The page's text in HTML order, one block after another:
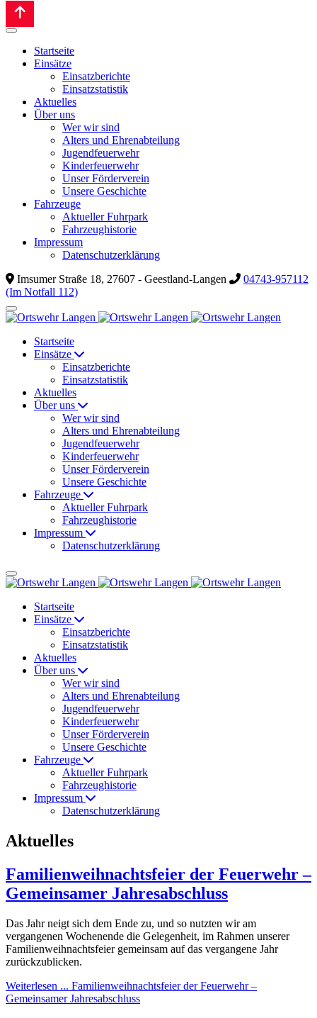
Startseite
Einsätze
Einsatzberichte
Einsatzstatistik
Aktuelles
Über uns
Wer wir sind
Alters und Ehrenabteilung
Jugendfeuerwehr
Kinderfeuerwehr
Unser Förderverein
Unsere Geschichte
Fahrzeuge
Aktueller Fuhrpark
Fahrzeughistorie
Impressum
Datenschutzerklärung
Imsumer Straße 18, 27607 - Geestland-Langen
04743-957112
(Im Notfall 112)
Startseite
Einsätze
Einsatzberichte
Einsatzstatistik
Aktuelles
Über uns
Wer wir sind
Alters und Ehrenabteilung
Jugendfeuerwehr
Kinderfeuerwehr
Unser Förderverein
Unsere Geschichte
Fahrzeuge
Aktueller Fuhrpark
Fahrzeughistorie
Impressum
Datenschutzerklärung
Startseite
Einsätze
Einsatzberichte
Einsatzstatistik
Aktuelles
Über uns
Wer wir sind
Alters und Ehrenabteilung
Jugendfeuerwehr
Kinderfeuerwehr
Unser Förderverein
Unsere Geschichte
Fahrzeuge
Aktueller Fuhrpark
Fahrzeughistorie
Impressum
Datenschutzerklärung
Aktuelles
Familienweihnachtsfeier der Feuerwehr –
Gemeinsamer Jahresabschluss
Das Jahr neigt sich dem Ende zu, und so nutzten wir am
vergangenen Wochenende die Gelegenheit, im Rahmen unserer
Familienweihnachtsfeier gemeinsam auf das vergangene Jahr
zurückzublicken.
Weiterlesen ... Familienweihnachtsfeier der Feuerwehr –
Gemeinsamer Jahresabschluss